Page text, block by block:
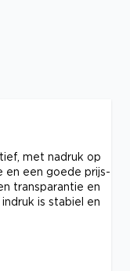
met nadruk op
en een goede prijs-
transparantie en
is stabiel en